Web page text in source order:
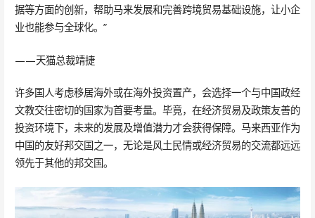
据等方面的创新，帮助马来发展和完善跨境贸易基础设施，让小企
业也能参与全球化。”
——天猫总裁靖捷
许多国人考虑移居海外或在海外投资置产，会选择一个与中国政经
文教交往密切的国家为首要考量。毕竟，在经济贸易及政策友善的
投资环境下，未来的发展及增值潜力才会获得保障。马来西亚作为
中国的友好邦交国之一，无论是风土民情或经济贸易的交流都远远
领先于其他的邦交国。